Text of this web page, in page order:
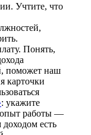
Учтите, что
Понять,
поможет наш
карточки
: укажите
опыт работы —
есть